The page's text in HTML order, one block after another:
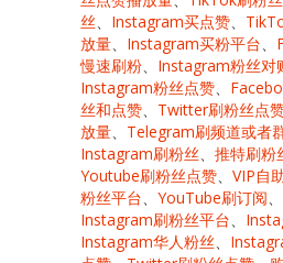
丝、 Instagram买点赞、
放量、 Instagram买粉平台、
慢速刷粉、 Instagram粉丝对
Instagram粉丝点赞、
丝和点赞、 Twitter刷粉丝点
放量、 Telegram刷频道或者
Instagram刷粉丝、 推特刷粉
Youtube刷粉丝点赞、 VIP自
粉丝平台、 YouTube刷订阅、
Instagram刷粉丝平台、
Instagram华人粉丝、